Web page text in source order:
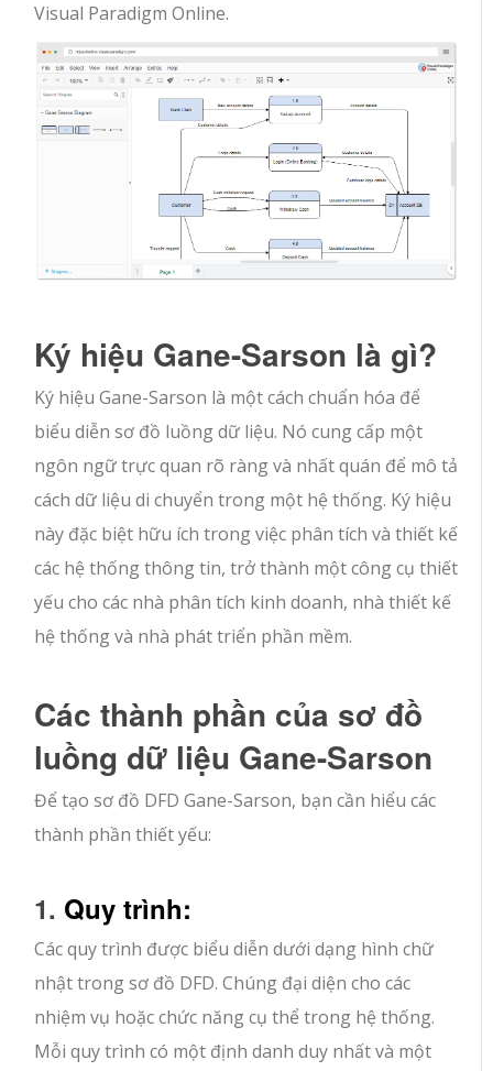
Visual Paradigm Online.
Ký hiệu Gane-Sarson là gì?
Ký hiệu Gane-Sarson là một cách chuẩn hóa để
biểu diễn sơ đồ luồng dữ liệu. Nó cung cấp một
ngôn ngữ trực quan rõ ràng và nhất quán để mô tả
cách dữ liệu di chuyển trong một hệ thống. Ký hiệu
này đặc biệt hữu ích trong việc phân tích và thiết kế
các hệ thống thông tin, trở thành một công cụ thiết
yếu cho các nhà phân tích kinh doanh, nhà thiết kế
hệ thống và nhà phát triển phần mềm.
Các thành phần của sơ đồ
luồng dữ liệu Gane-Sarson
Để tạo sơ đồ DFD Gane-Sarson, bạn cần hiểu các
thành phần thiết yếu:
1. Quy trình:
Các quy trình được biểu diễn dưới dạng hình chữ
nhật trong sơ đồ DFD. Chúng đại diện cho các
nhiệm vụ hoặc chức năng cụ thể trong hệ thống.
Mỗi quy trình có một định danh duy nhất và một